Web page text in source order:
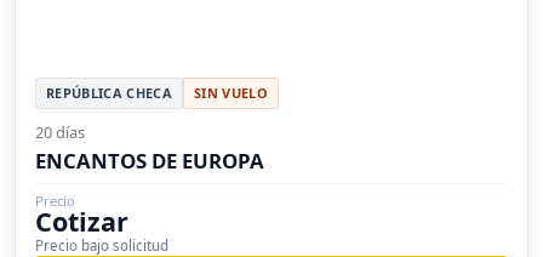
REPÚBLICA CHECA SIN VUELO
20 días
ENCANTOS DE EUROPA
Precio
Cotizar
Precio bajo solicitud